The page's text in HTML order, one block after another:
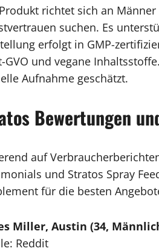
richtet sich an
suchen. Es
erfolgt in GMP-
GVO und vegane
Aufnahme geschätzt.
Bewertungen
auf
und Stratos Spray
für die besten
Miller, Austin (34,
Reddit